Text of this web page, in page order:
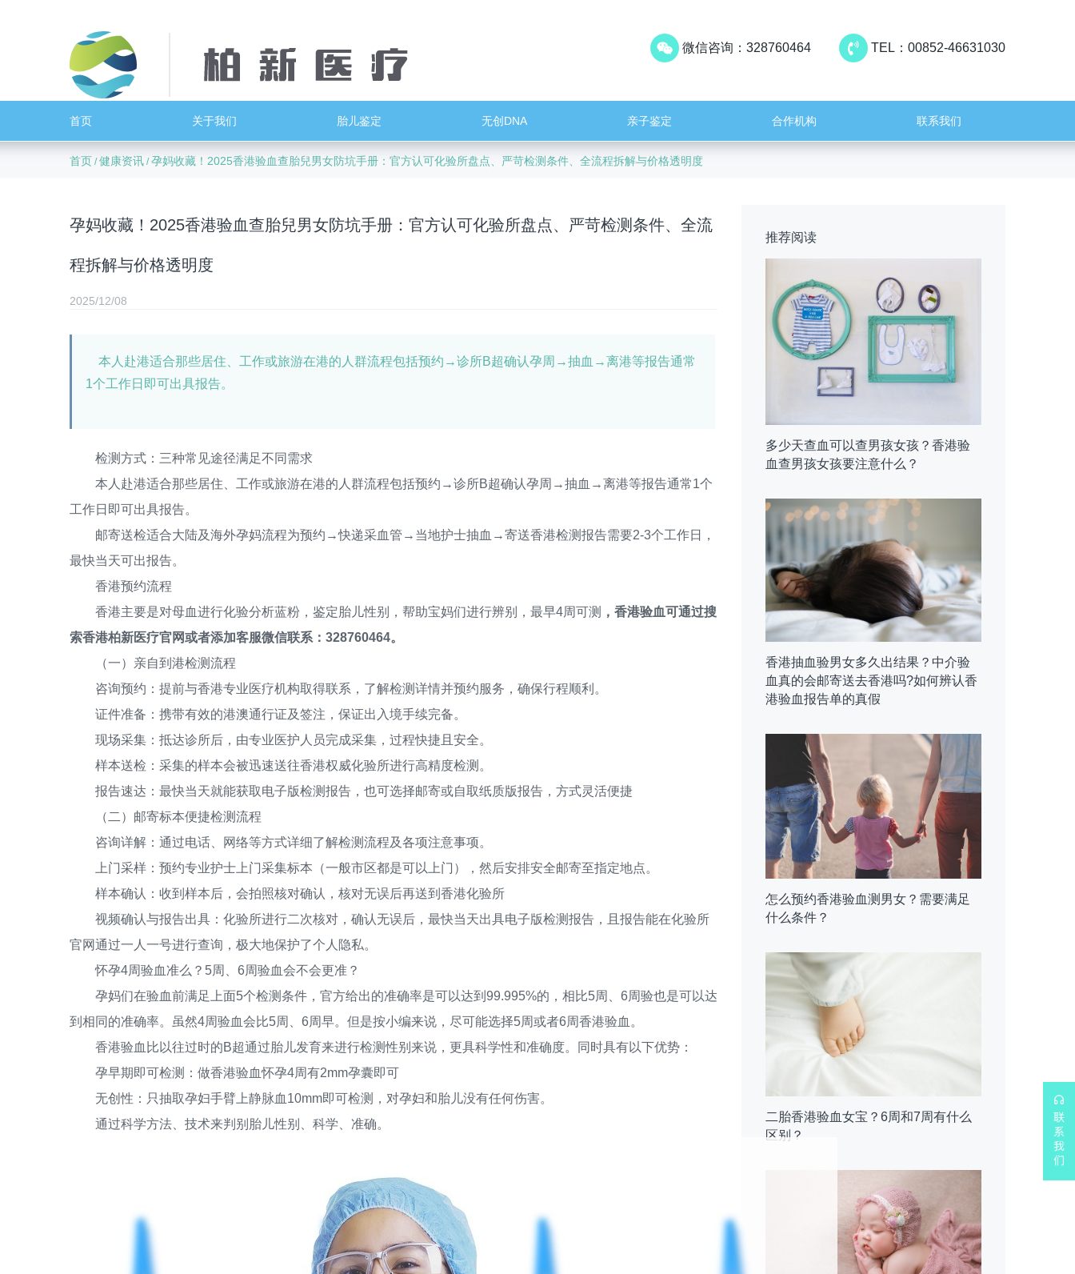
TEL：00852-46631030
微信咨询：328760464
首页 关于我们 胎儿鉴定 无创DNA 亲子鉴定 合作机构 联系我们
首页 /健康资讯 /孕妈收藏！2025香港验血查胎兒男女防坑手册：官方认可化验所盘点、严苛检测条件、全流程拆解与价格透明度
孕妈收藏！2025香港验血查胎兒男女防坑手册：官方认可化验所盘点、严苛检测条件、全流
程拆解与价格透明度
2025/12/08
本人赴港适合那些居住、工作或旅游在港的人群流程包括预约→诊所B超确认孕周→抽血→离港等报告通常
1个工作日即可出具报告。
检测方式：三种常见途径满足不同需求
本人赴港适合那些居住、工作或旅游在港的人群流程包括预约→诊所B超确认孕周→抽血→离港等报告通常1个
工作日即可出具报告。
邮寄送检适合大陆及海外孕妈流程为预约→快递采血管→当地护士抽血→寄送香港检测报告需要2-3个工作日，
最快当天可出报告。
香港预约流程
香港主要是对母血进行化验分析蓝粉，鉴定胎儿性别，帮助宝妈们进行辨别，最早4周可测 ，香港验血可通过搜
索香港柏新医疗官网或者添加客服微信联系：328760464。
（一）亲自到港检测流程
咨询预约：提前与香港专业医疗机构取得联系，了解检测详情并预约服务，确保行程顺利。
证件准备：携带有效的港澳通行证及签注，保证出入境手续完备。
现场采集：抵达诊所后，由专业医护人员完成采集，过程快捷且安全。
样本送检：采集的样本会被迅速送往香港权威化验所进行高精度检测。
报告速达：最快当天就能获取电子版检测报告，也可选择邮寄或自取纸质版报告，方式灵活便捷
（二）邮寄标本便捷检测流程
咨询详解：通过电话、网络等方式详细了解检测流程及各项注意事项。
上门采样：预约专业护士上门采集标本（一般市区都是可以上门），然后安排安全邮寄至指定地点。
样本确认：收到样本后，会拍照核对确认，核对无误后再送到香港化验所
视频确认与报告出具：化验所进行二次核对，确认无误后，最快当天出具电子版检测报告，且报告能在化验所
官网通过一人一号进行查询，极大地保护了个人隐私。
怀孕4周验血准么？5周、6周验血会不会更准？
孕妈们在验血前满足上面5个检测条件，官方给出的准确率是可以达到99.995%的，相比5周、6周验也是可以达
到相同的准确率。虽然4周验血会比5周、6周早。但是按小编来说，尽可能选择5周或者6周香港验血。
香港验血比以往过时的B超通过胎儿发育来进行检测性别来说，更具科学性和准确度。同时具有以下优势：
孕早期即可检测：做香港验血怀孕4周有2mm孕囊即可
无创性：只抽取孕妇手臂上静脉血10mm即可检测，对孕妇和胎儿没有任何伤害。
通过科学方法、技术来判别胎儿性别、科学、准确。
推荐阅读
多少天查血可以查男孩女孩？香港验
血查男孩女孩要注意什么？
香港抽血验男女多久出结果？中介验
血真的会邮寄送去香港吗?如何辨认香
港验血报告单的真假
怎么预约香港验血测男女？需要满足
什么条件？
二胎香港验血女宝？6周和7周有什么
区别？